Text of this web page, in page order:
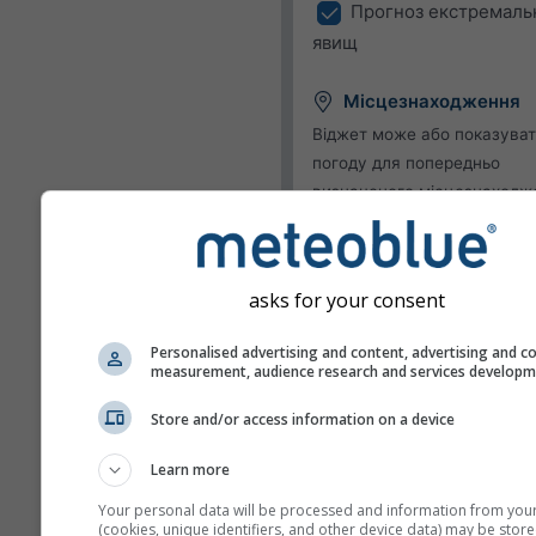
Прогноз
явищ
Місцезнаходження
Віджет може або
погоду для попередньо
визначеного
або намагатися визначити
місцезнаходження кожного
Використовувати
Визначити
Температура
asks for your consent
Personalised advertising and content, advertising and
measurement, audience research and services
Store and/or access information on a device
Learn more
Your personal data will be processed and information from
(cookies, unique identifiers, and other device data) may be